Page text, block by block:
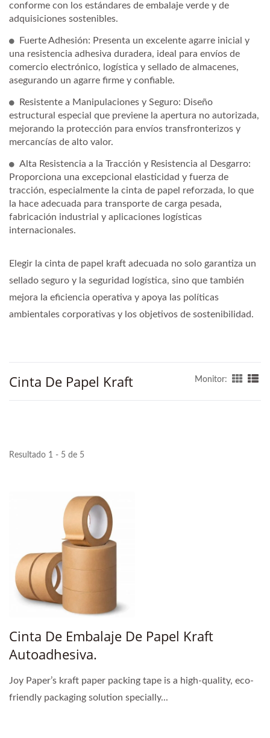
conforme con los estándares de embalaje verde y de
adquisiciones sostenibles.
Fuerte Adhesión: Presenta un excelente agarre inicial y
una resistencia adhesiva duradera, ideal para envíos de
comercio electrónico, logística y sellado de almacenes,
asegurando un agarre firme y confiable.
Resistente a Manipulaciones y Seguro: Diseño
estructural especial que previene la apertura no autorizada,
mejorando la protección para envíos transfronterizos y
mercancías de alto valor.
Alta Resistencia a la Tracción y Resistencia al Desgarro:
Proporciona una excepcional elasticidad y fuerza de
tracción, especialmente la cinta de papel reforzada, lo que
la hace adecuada para transporte de carga pesada,
fabricación industrial y aplicaciones logísticas
internacionales.
Elegir la cinta de papel kraft adecuada no solo garantiza un
sellado seguro y la seguridad logística, sino que también
mejora la eficiencia operativa y apoya las políticas
ambientales corporativas y los objetivos de sostenibilidad.
Cinta De Papel Kraft Monitor:
Resultado 1 - 5 de 5
Cinta De Embalaje De Papel Kraft
Autoadhesiva.
Joy Paper’s kraft paper packing tape is a high-quality, eco-
friendly packaging solution specially...